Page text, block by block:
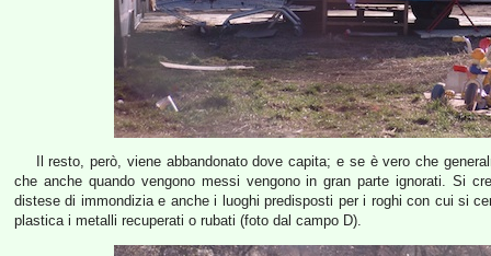
Il resto, però, viene abbandonato dove capita; e se è vero che
che anche quando vengono messi vengono in gran parte ignorati. Si
distese di immondizia e anche i luoghi predisposti per i roghi con cui si
plastica i metalli recuperati o rubati (foto dal campo D).